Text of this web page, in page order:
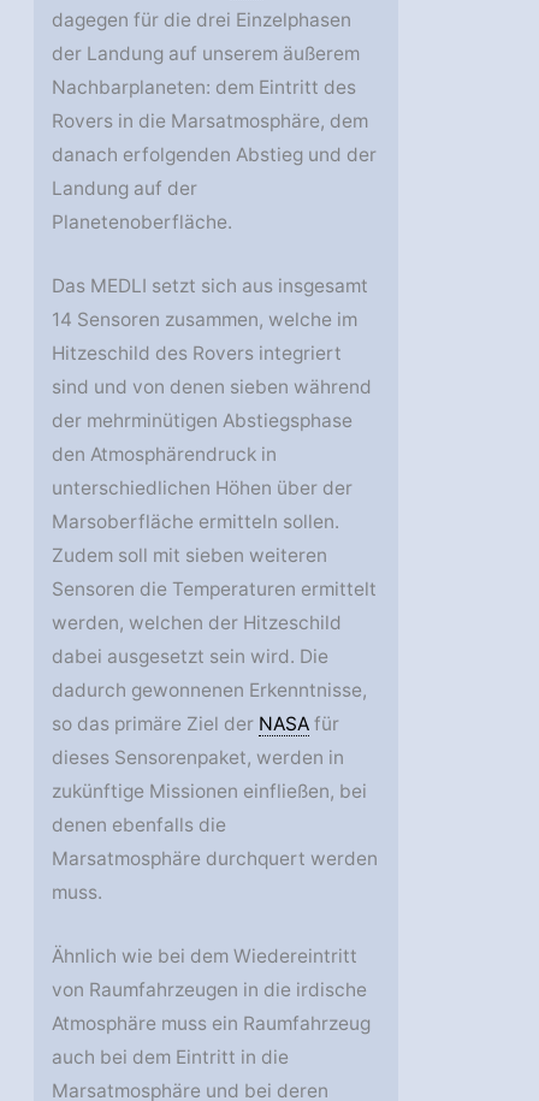
dagegen für die drei Einzelphasen
der Landung auf unserem äußerem
Nachbarplaneten: dem Eintritt des
Rovers in die Marsatmosphäre, dem
danach erfolgenden Abstieg und der
Landung auf der
Planetenoberfläche.
Das MEDLI setzt sich aus insgesamt
14 Sensoren zusammen, welche im
Hitzeschild des Rovers integriert
sind und von denen sieben während
der mehrminütigen Abstiegsphase
den Atmosphärendruck in
unterschiedlichen Höhen über der
Marsoberfläche ermitteln sollen.
Zudem soll mit sieben weiteren
Sensoren die Temperaturen ermittelt
werden, welchen der Hitzeschild
dabei ausgesetzt sein wird. Die
dadurch gewonnenen Erkenntnisse,
so das primäre Ziel der NASA für
dieses Sensorenpaket, werden in
zukünftige Missionen einfließen, bei
denen ebenfalls die
Marsatmosphäre durchquert werden
muss.
Ähnlich wie bei dem Wiedereintritt
von Raumfahrzeugen in die irdische
Atmosphäre muss ein Raumfahrzeug
auch bei dem Eintritt in die
Marsatmosphäre und bei deren